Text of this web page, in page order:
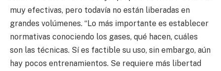
muy efectivas, pero todavía no están liberadas en
grandes volúmenes. “Lo más importante es establecer
normativas conociendo los gases, qué hacen, cuáles
son las técnicas. Sí es factible su uso, sin embargo, aún
hay pocos entrenamientos. Se requiere más libertad